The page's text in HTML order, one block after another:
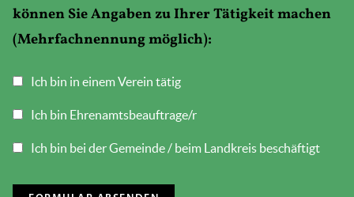
können Sie Angaben zu Ihrer Tätigkeit machen
(Mehrfachnennung möglich):
Ich bin in einem Verein tätig
Ich bin Ehrenamtsbeauftrage/r
Ich bin bei der Gemeinde / beim Landkreis beschäftigt